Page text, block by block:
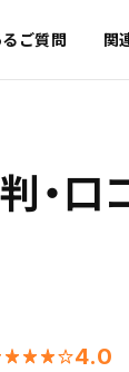
ご質問 関
・口
4.0